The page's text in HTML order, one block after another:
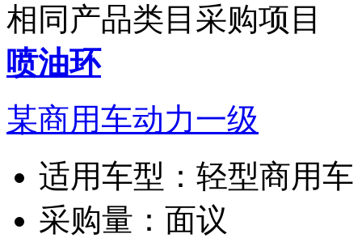
相同产品类目采购项目
喷油环
某商用车动力一级
适用车型： 轻型商用
采购量： 面议